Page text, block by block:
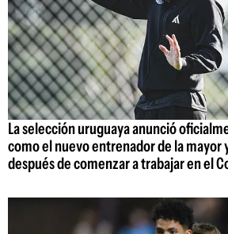
La selección uruguaya anunció
como el nuevo entrenador de la mayor
después de comenzar a trabajar en el